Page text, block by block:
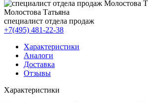
Молостова Татьяна
специалист отдела продаж
+7(495) 481-22-38
Характеристики
Аналоги
Доставка
Отзывы
Характеристики